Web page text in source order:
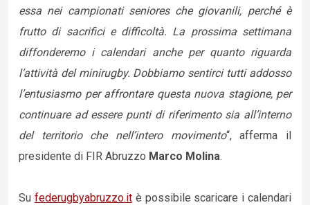
essa nei campionati seniores che giovanili, perché è
frutto di sacrifici e difficoltà. La prossima settimana
diffonderemo i calendari anche per quanto riguarda
l’attività del minirugby. Dobbiamo sentirci tutti addosso
l’entusiasmo per affrontare questa nuova stagione, per
continuare ad essere punti di riferimento sia all’interno
del territorio che nell’intero movimento“, afferma il
presidente di FIR Abruzzo Marco Molina.
Su federugbyabruzzo.itè possibile scaricare i calendari